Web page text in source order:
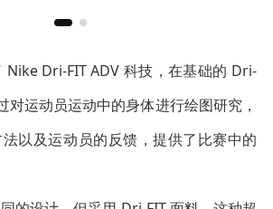
Nike Dri-FIT ADV 科技，在基础的 Dri-
对运动员运动中的身体进行绘图研究，
以及运动员的反馈，提供了比赛中的